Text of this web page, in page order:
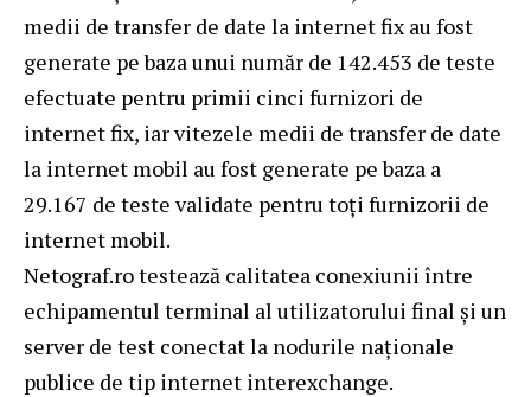
medii de transfer de date la internet fix au fost
generate pe baza unui număr de 142.453 de teste
efectuate pentru primii cinci furnizori de
internet fix, iar vitezele medii de transfer de date
la internet mobil au fost generate pe baza a
29.167 de teste validate pentru toți furnizorii de
internet mobil.
Netograf.ro testează calitatea conexiunii între
echipamentul terminal al utilizatorului final și un
server de test conectat la nodurile naționale
publice de tip internet interexchange.